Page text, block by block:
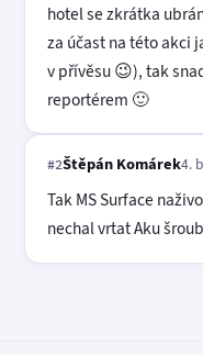
hotel se zkrátka
za účast na této akci
v přívěsu 😉), tak
reportérem 🙂
#2Štěpán Komárek4.
Tak MS Surface
nechal vrtat Aku